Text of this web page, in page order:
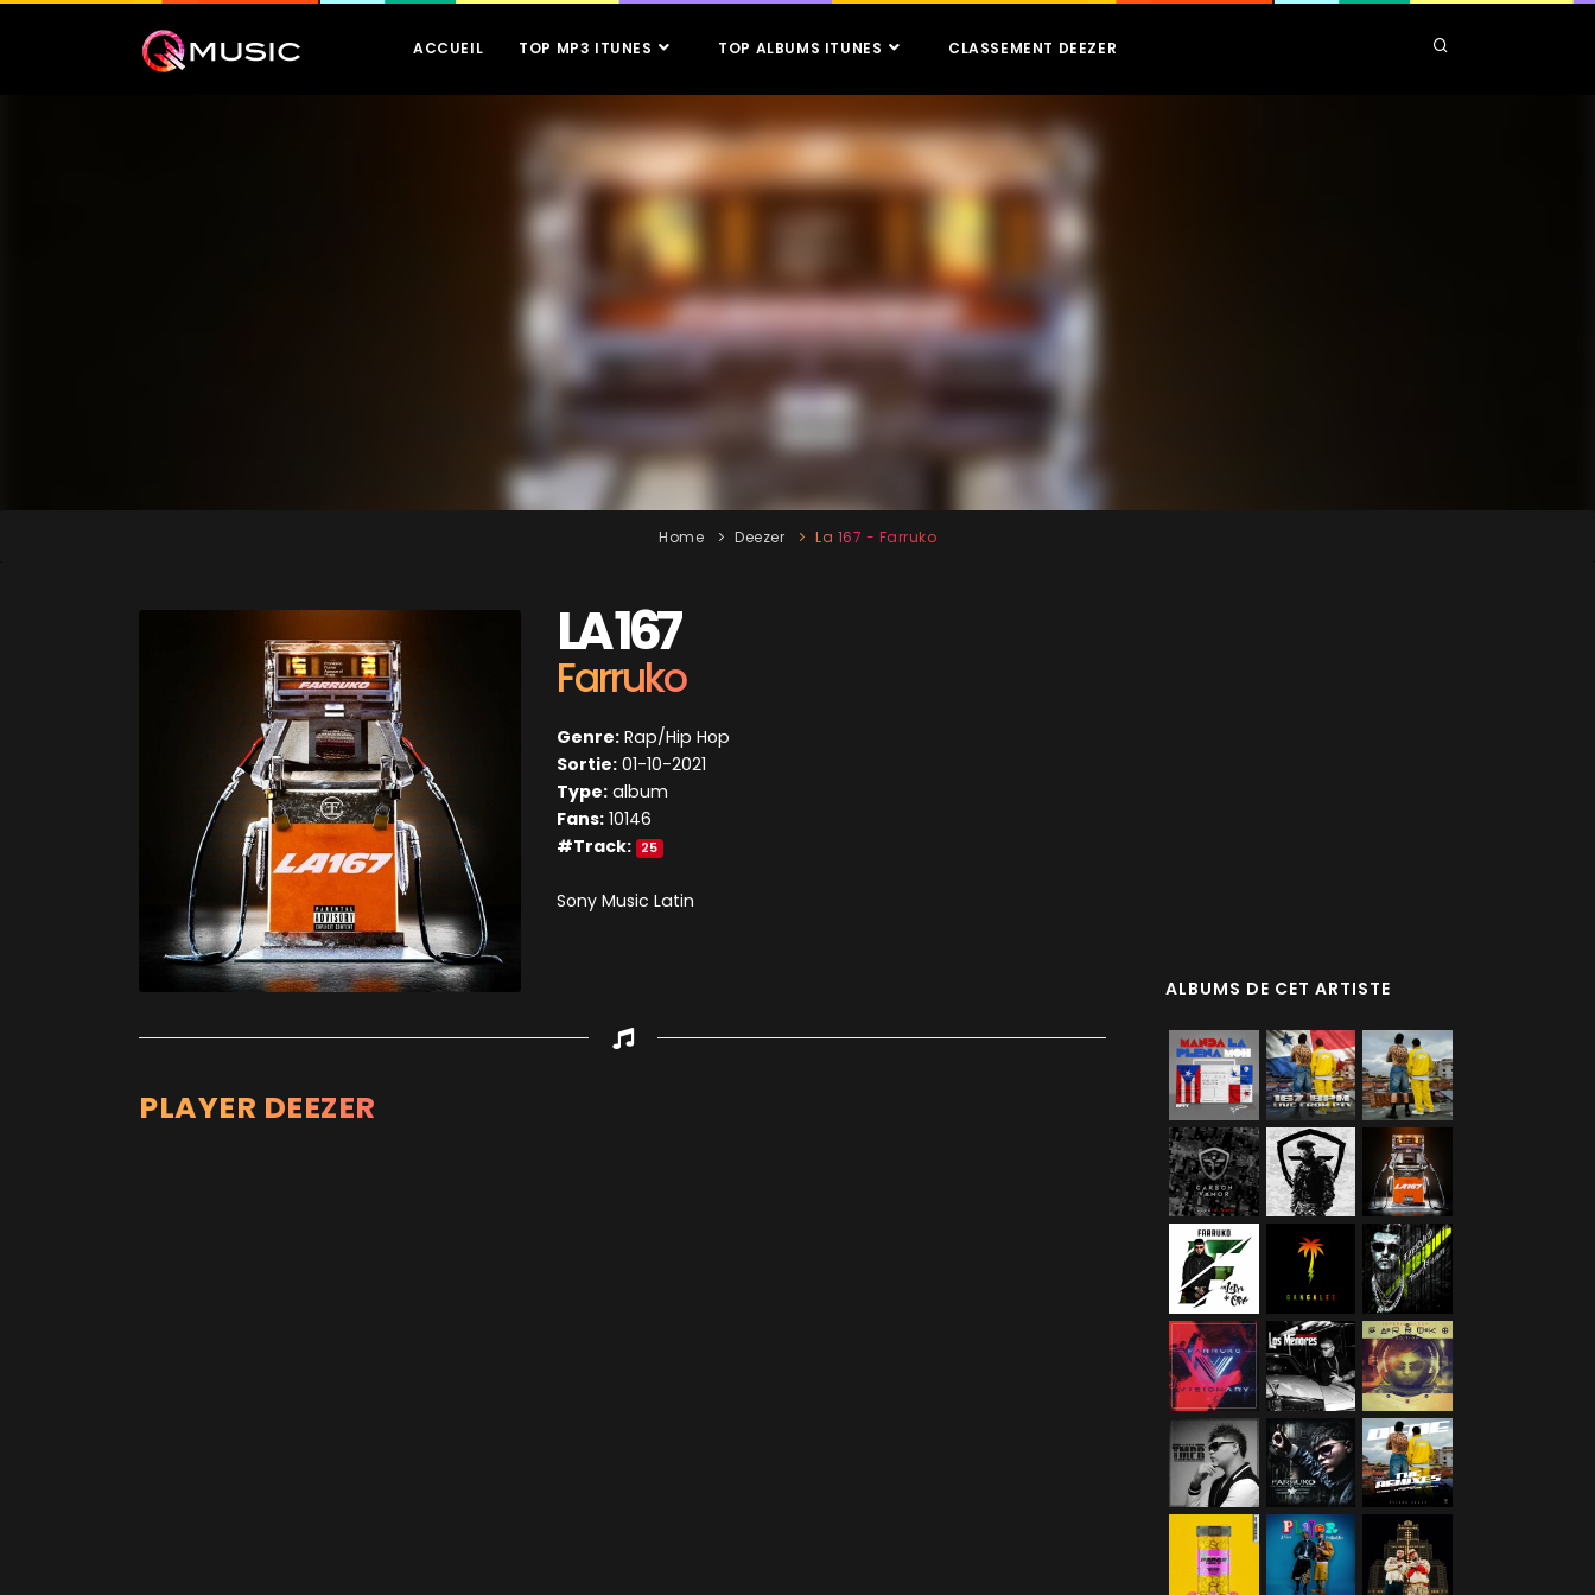
ACCUEIL TOP MP3 ITUNES TOP ALBUMS ITUNES CLASSEMENT DEEZER
Home Deezer La 167 - Farruko
LA 167
Farruko
Genre: Rap/Hip Hop
Sortie: 01-10-2021
Type: album
Fans: 10146
#Track: 25
Sony Music Latin
PLAYER DEEZER
ALBUMS DE CET ARTISTE